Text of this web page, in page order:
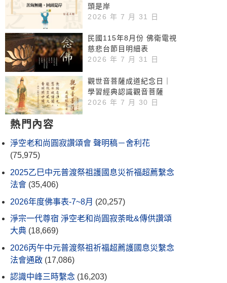
頭是岸
2026 年 7 月 31 日
民國115年8月份 佛衛電視
慈悲台節目明細表
2026 年 7 月 31 日
觀世音菩薩成道紀念日｜
學習經典認識觀音菩薩
2026 年 7 月 30 日
熱門內容
淨空老和尚圓寂讚頌會 聲明稿－舍利花
(75,975)
2025乙巳中元普渡祭祖護國息災祈福超薦繫念
法會 (35,406)
2026年度佛事表-7~8月 (20,257)
淨宗一代尊宿 淨空老和尚圓寂荼毗&傳供讚頌
大典 (18,669)
2026丙午中元普渡祭祖祈福超薦護國息災繫念
法會通啟 (17,086)
認識中峰三時繫念 (16,203)